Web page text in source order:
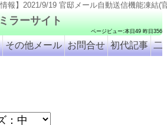
ラーサイト
ページビュー:本日49 昨日356
その他メール お問合せ 初代記事 二
報】2021/9/19 官邸メール自動送信機能凍結(